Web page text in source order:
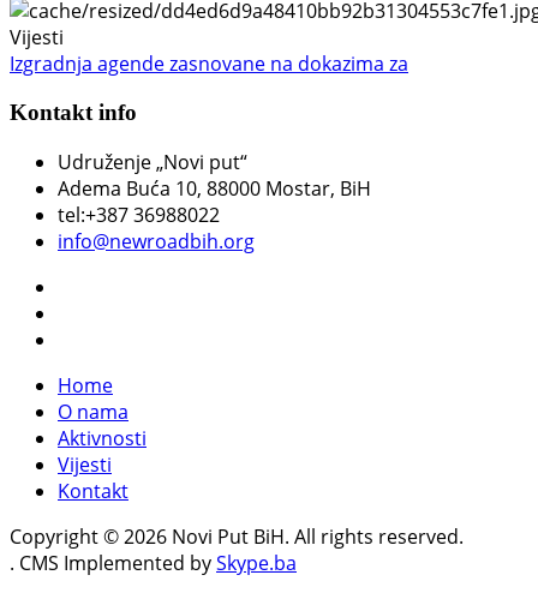
Vijesti
Izgradnja agende zasnovane na dokazima za
Kontakt info
Udruženje „Novi put“
Adema Buća 10, 88000 Mostar, BiH
tel:+387 36988022
info@newroadbih.org
Home
O nama
Aktivnosti
Vijesti
Kontakt
Copyright © 2026 Novi Put BiH. All rights reserved.
. CMS Implemented bySkype.ba